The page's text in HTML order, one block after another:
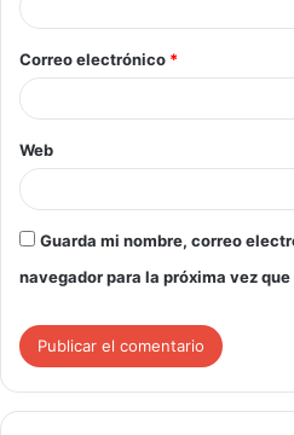
Correo electrónico *
Web
Guarda mi nombre, correo
navegador para la próxima vez